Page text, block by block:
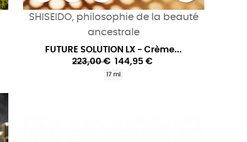
SHISEIDO, philosophie de la beauté
ancestrale
FUTURE SOLUTION LX - Crème...
223,00 €
144,95 €
17 ml